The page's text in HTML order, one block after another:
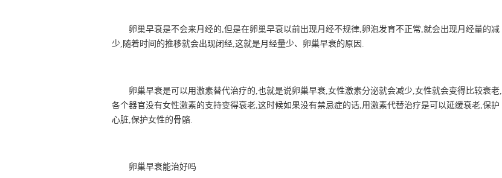
卵巢早衰是不会来月经的,但是在卵巢早衰以前出现月经不规律,卵泡发育不正常,就会出现月经量的减
少,随着时间的推移就会出现闭经,这就是月经量少、卵巢早衰的原因.
卵巢早衰是可以用激素替代治疗的,也就是说卵巢早衰,女性激素分泌就会减少,女性就会变得比较衰老,
各个器官没有女性激素的支持变得衰老,这时候如果没有禁忌症的话,用激素代替治疗是可以延缓衰老,保护
心脏,保护女性的骨骼.
卵巢早衰能治好吗